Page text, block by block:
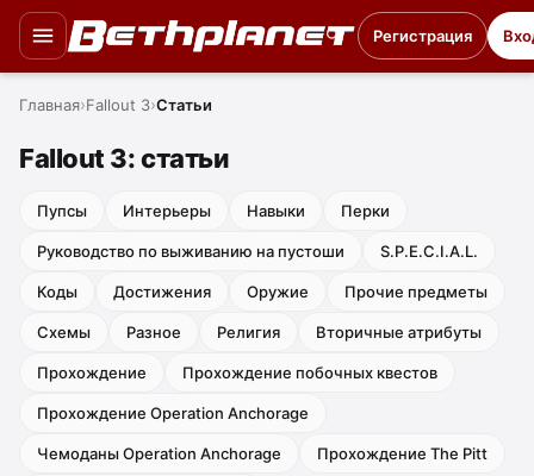
Регистрация
Главная Fallout 3 Статьи
Fallout 3: статьи
Пупсы Интерьеры Навыки Перки
Руководство по выживанию на пустоши S.P.E.C.I.A.L.
Коды Достижения Оружие Прочие предметы
Схемы Разное Религия Вторичные атрибуты
Прохождение Прохождение побочных квестов
Прохождение Operation Anchorage
Чемоданы Operation Anchorage Прохождение The Pitt